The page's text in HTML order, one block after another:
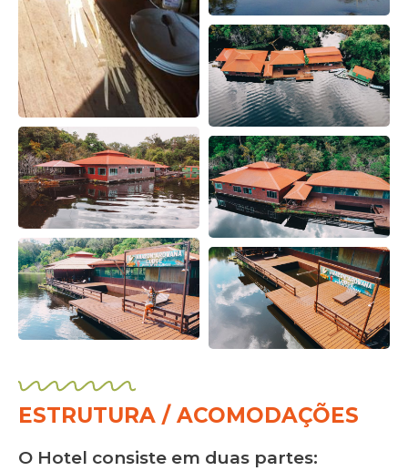
ESTRUTURA / ACOMODAÇÕES
O Hotel consiste em duas partes: